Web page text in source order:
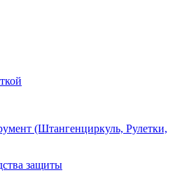
(Штангенциркуль, Рулетки,
защиты